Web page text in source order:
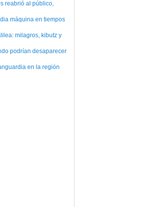
reabrió al público,
máquina en tiempos
milagros, kibutz y
podrían desaparecer
en la región